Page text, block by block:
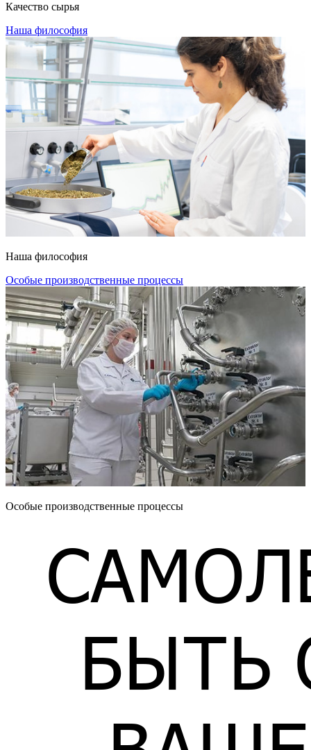
Качество сырья
Наша философия
Наша философия
Особые производственные процессы
Особые производственные процессы